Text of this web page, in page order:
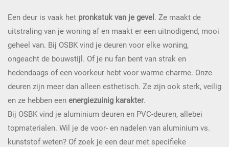
Een deur is vaak het pronkstuk van je gevel . Ze maakt de
uitstraling van je woning af en maakt er een uitnodigend, mooi
geheel van. Bij OSBK vind je deuren voor elke woning,
ongeacht de bouwstijl. Of je nu fan bent van strak en
hedendaags of een voorkeur hebt voor warme charme. Onze
deuren zijn meer dan alleen esthetisch. Ze zijn ook sterk, veilig
en ze hebben een energiezuinig karakter.
Bij OSBK vind je aluminium deuren en PVC-deuren, allebei
topmaterialen. Wil je de voor- en nadelen van aluminium vs.
kunststof weten? Of zoek je een deur met specifieke